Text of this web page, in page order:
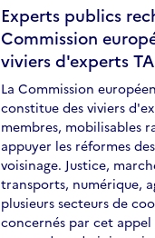
Experts publics
Commission
viviers d'experts
La Commission
constitue des viviers
membres, mobilisables
appuyer les réformes
voisinage. Justice,
transports, numérique,
plusieurs secteurs de
concernés par cet appel